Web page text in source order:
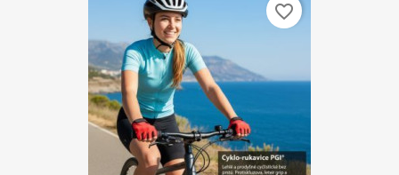
favorite_border